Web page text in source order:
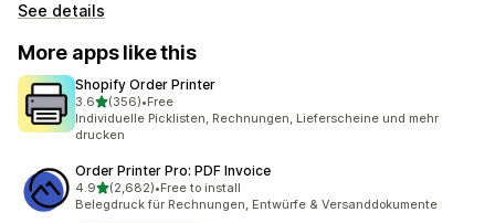
See details
More apps like this
Shopify Order Printer
3.6out of 5 stars
(356)
356 total reviews
•Free
Individuelle Picklisten, Rechnungen, Lieferscheine und mehr
drucken
Order Printer Pro: PDF Invoice
4.9out of 5 stars
(2,682)
2682 total reviews
•Free to install
Belegdruck für Rechnungen, Entwürfe & Versanddokumente